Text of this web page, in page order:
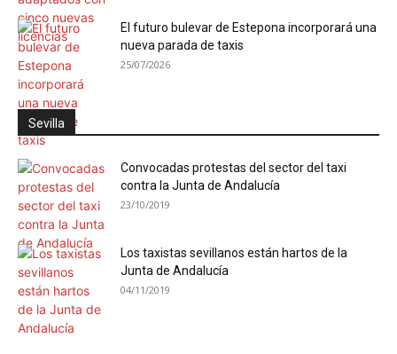
El futuro bulevar de Estepona incorporará una
nueva parada de taxis
25/07/2026
Sevilla
Convocadas protestas del sector del taxi
contra la Junta de Andalucía
23/10/2019
Los taxistas sevillanos están hartos de la
Junta de Andalucía
04/11/2019